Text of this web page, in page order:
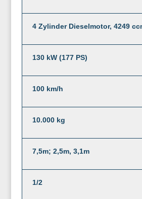
4 Zylinder Dieselmotor, 4249
130 kW (177 PS)
100 km/h
10.000 kg
7,5m; 2,5m, 3,1m
1/2